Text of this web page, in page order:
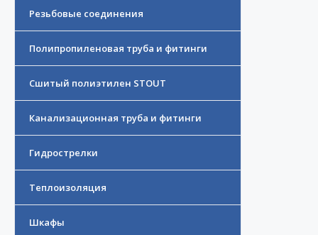
Резьбовые соединения
Полипропиленовая труба и фитинги
Сшитый полиэтилен STOUT
Канализационная труба и фитинги
Гидрострелки
Теплоизоляция
Шкафы